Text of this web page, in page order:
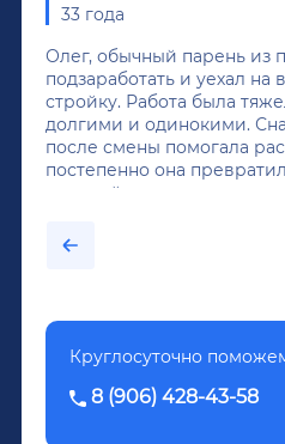
33 года
Олег, обычный парень из
подзаработать и уехал на
стройку. Работа была
долгими и одинокими.
после смены помогала
постепенно она
крепкий алкоголь, и вот
было назначено
Довженко.
Круглосуточно
8 (906) 428-43-58